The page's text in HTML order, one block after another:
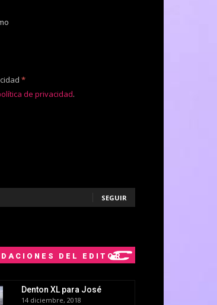
*
de privacidad.
SEGUIR
DEL EDITOR
Denton XL para José
14 diciembre, 2018